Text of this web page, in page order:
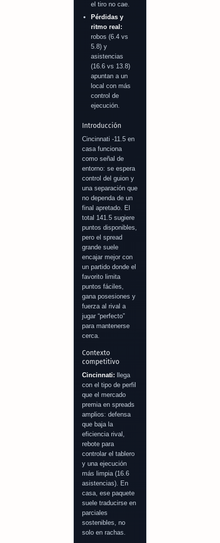
el tiro no cae.
Pérdidas y
ritmo real:
robos (6.4 vs
5.8) y
asistencias
(16.6 vs 13.8)
apuntan a un
local con más
control de
ejecución.
Introducción
Cincinnati -11.5 en
casa funciona
como señal de
entorno: se espera
control del guion y
una separación que
no dependa de un
final apretado. El
total 141.5 sugiere
puntos disponibles,
pero el spread
grande suele
encajar mejor con
un partido donde el
favorito limita
puntos fáciles,
gana posesiones y
fuerza al rival a
jugar “perfecto”
para mantenerse
cerca.
Contexto
competitivo
Cincinnati: llega
con el tipo de perfil
que el mercado
premia en spreads
amplios: defensa
que baja la
eficiencia rival,
rebote para
controlar el tablero
y una ejecución
más limpia (16.6
asistencias). En
casa, ese paquete
suele traducirse en
parciales
sostenibles, no
solo en rachas.